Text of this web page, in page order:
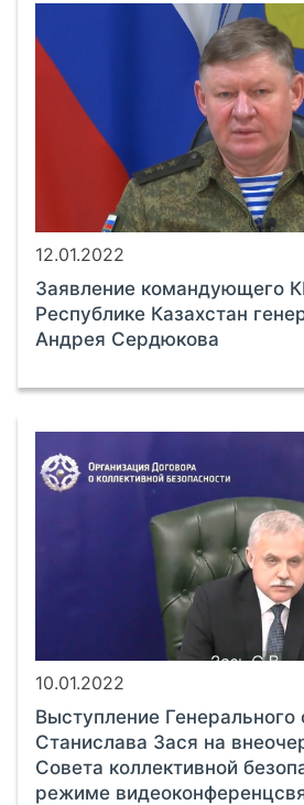
12.01.2022
Заявление командующего
Республике Казахстан
Андрея Сердюкова
10.01.2022
Выступление
Станислава Зася на
Совета коллективной
режиме